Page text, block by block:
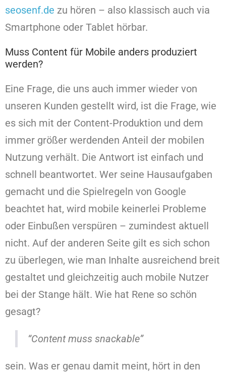
seosenf.de zu hören – also klassisch auch via
Smartphone oder Tablet hörbar.
Muss Content für Mobile anders produziert
werden?
Eine Frage, die uns auch immer wieder von
unseren Kunden gestellt wird, ist die Frage, wie
es sich mit der Content-Produktion und dem
immer größer werdenden Anteil der mobilen
Nutzung verhält. Die Antwort ist einfach und
schnell beantwortet. Wer seine Hausaufgaben
gemacht und die Spielregeln von Google
beachtet hat, wird mobile keinerlei Probleme
oder Einbußen verspüren – zumindest aktuell
nicht. Auf der anderen Seite gilt es sich schon
zu überlegen, wie man Inhalte ausreichend breit
gestaltet und gleichzeitig auch mobile Nutzer
bei der Stange hält. Wie hat Rene so schön
gesagt?
“Content muss snackable”
sein. Was er genau damit meint, hört in den